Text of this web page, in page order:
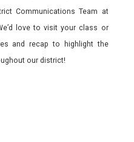
Communications Team at
love to visit your class or
and recap to highlight the
our district!